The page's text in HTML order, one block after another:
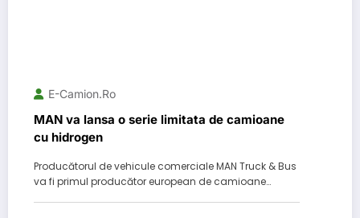
E-Camion.ro
MAN va lansa o serie limitata de camioane
cu hidrogen
Producătorul de vehicule comerciale MAN Truck & Bus
va fi primul producător european de camioane…